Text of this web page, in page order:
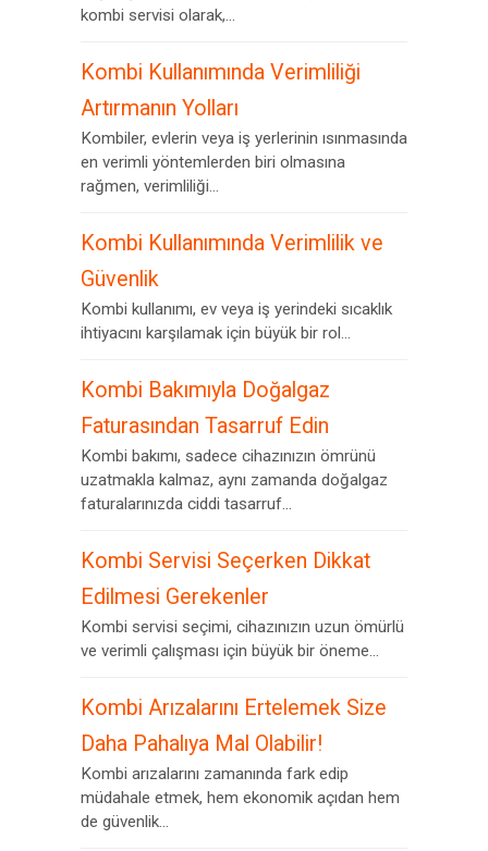
kombi servisi olarak,...
Kombi Kullanımında Verimliliği
Artırmanın Yolları
Kombiler, evlerin veya iş yerlerinin ısınmasında
en verimli yöntemlerden biri olmasına
rağmen, verimliliği...
Kombi Kullanımında Verimlilik ve
Güvenlik
Kombi kullanımı, ev veya iş yerindeki sıcaklık
ihtiyacını karşılamak için büyük bir rol...
Kombi Bakımıyla Doğalgaz
Faturasından Tasarruf Edin
Kombi bakımı, sadece cihazınızın ömrünü
uzatmakla kalmaz, aynı zamanda doğalgaz
faturalarınızda ciddi tasarruf...
Kombi Servisi Seçerken Dikkat
Edilmesi Gerekenler
Kombi servisi seçimi, cihazınızın uzun ömürlü
ve verimli çalışması için büyük bir öneme...
Kombi Arızalarını Ertelemek Size
Daha Pahalıya Mal Olabilir!
Kombi arızalarını zamanında fark edip
müdahale etmek, hem ekonomik açıdan hem
de güvenlik...